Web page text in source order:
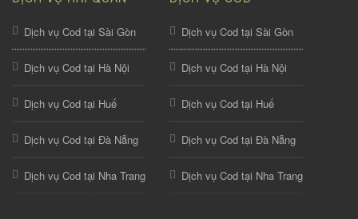
Dịch vụ Cod tại Sài Gòn
Dịch vụ Cod tại Hà Nội
Dịch vụ Cod tại Huế
Dịch vụ Cod tại Đà Nẵng
Dịch vụ Cod tại Nha Trang
Dịch vụ Cod tại Sài Gòn
Dịch vụ Cod tại Hà Nội
Dịch vụ Cod tại Huế
Dịch vụ Cod tại Đà Nẵng
Dịch vụ Cod tại Nha Trang